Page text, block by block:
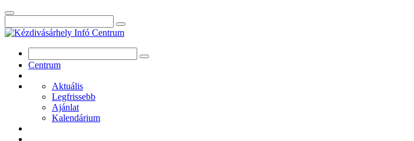
Centrum
Aktuális
Legfrissebb
Ajánlat
Kalendárium